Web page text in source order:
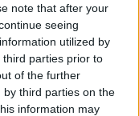
note that after your
seeing
utilized by
parties prior to
of the further
third parties on the
information may
11:55
Σημαντική
στα
τιμολόγια τον
- Στα 15
kWh η μέση